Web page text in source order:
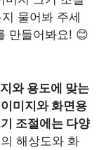
물어봐 주세
만들어봐요! 😊
와 용도에 맞는
미지와 화면용
조절에는 다양
해상도와 화